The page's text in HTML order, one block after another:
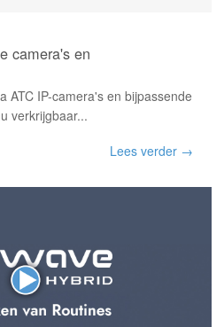
camera's en
ATC IP-camera's en bijpassende
verkrijgbaar...
Lees verder →